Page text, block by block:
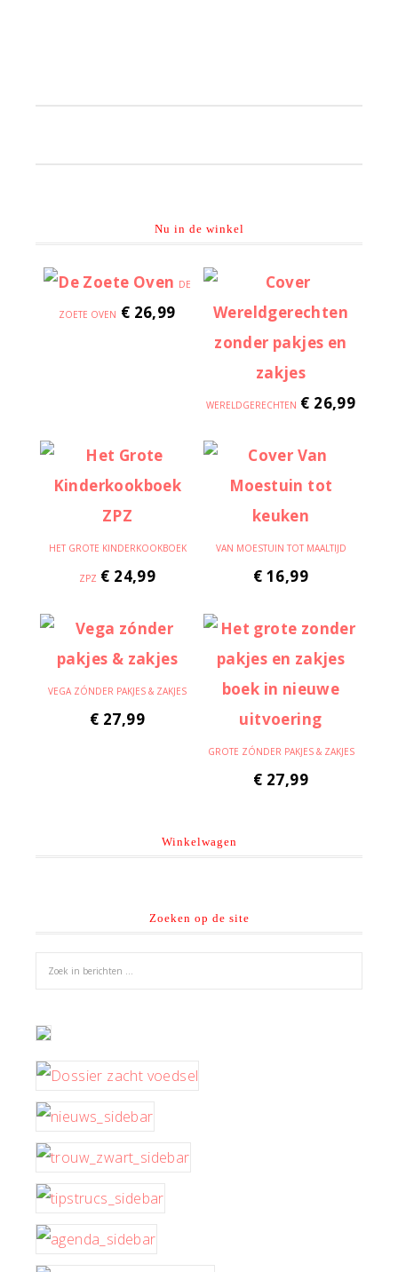
Nu in de winkel
DE
ZOETE OVEN € 26,99
WERELDGERECHTEN € 26,99
HET GROTE KINDERKOOKBOEK
ZPZ € 24,99
VAN MOESTUIN TOT MAALTIJD
€ 16,99
VEGA ZÓNDER PAKJES & ZAKJES
€ 27,99
GROTE ZÓNDER PAKJES & ZAKJES
€ 27,99
Winkelwagen
Zoeken op de site